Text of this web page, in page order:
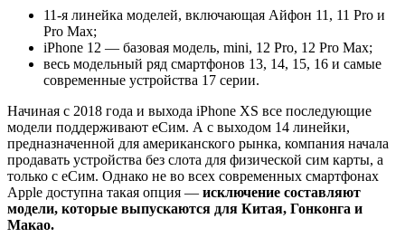
11-я линейка моделей, включающая Айфон 11, 11 Pro и
Pro Max;
iPhone 12 — базовая модель, mini, 12 Pro, 12 Pro Max;
весь модельный ряд смартфонов 13, 14, 15, 16 и самые
современные устройства 17 серии.
Начиная с 2018 года и выхода iPhone XS все последующие
модели поддерживают еСим. А с выходом 14 линейки,
предназначенной для американского рынка, компания начала
продавать устройства без слота для физической сим карты, а
только с еСим. Однако не во всех современных смартфонах
Apple доступна такая опция — исключение составляют
модели, которые выпускаются для Китая, Гонконга и
Макао.